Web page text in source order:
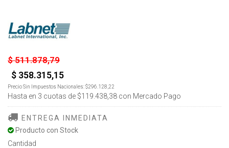
$ 511.878,79
$ 358.315,15
Precio Sin Impuestos Nacionales:$296.128,22
Hasta en 3 cuotas de $119.438,38 con Mercado Pago
ENTREGA INMEDIATA
Producto con Stock
Cantidad